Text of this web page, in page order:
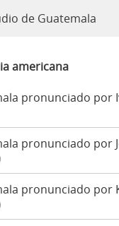
de Guatemala
americana
pronunciado por
pronunciado por
pronunciado por